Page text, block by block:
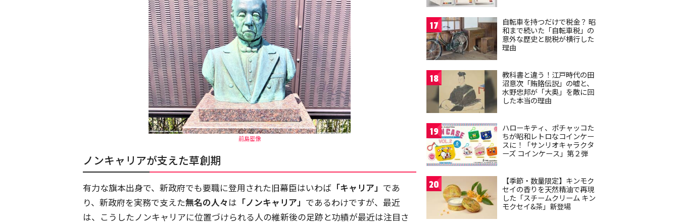
前島密像
ノンキャリアが支えた草創期
有力な旗本出身で、新政府でも要職に登用された旧幕臣はいわば 「キャリア」 であ
り、新政府を実務で支えた無名の人々は 「ノンキャリア」 であるわけですが、最近
は、こうしたノンキャリアに位置づけられる人の維新後の足跡と功績が最近は注目さ
17
自転車を持つだけで税金？ 昭
和まで続いた「自転車税」の
意外な歴史と脱税が横行した
理由
18
教科書と違う！江戸時代の田
沼意次「賄賂伝説」の嘘と、
水野忠邦が「大奥」を敵に回
した本当の理由
19
ハローキティ、ポチャッコた
ちが昭和レトロなコインケー
スに！「サンリオキャラクタ
ーズ コインケース」第２弾
20
【季節・数量限定】キンモク
セイの香りを天然精油で再現
した「スチームクリーム キン
モクセイ&茶」新登場